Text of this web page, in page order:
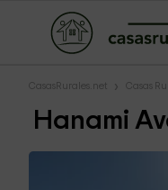
CasasRurales.net Casas
Hanami